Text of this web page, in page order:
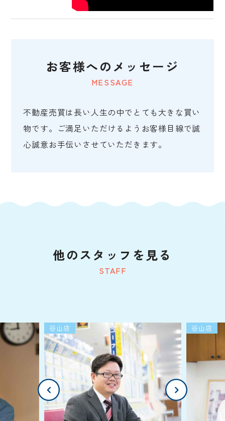
MESSAGE
お客様へのメッセージ
不動産売買は長い人生の中でとても大きな買い
物です。ご満足いただけるようお客様目線で誠
心誠意お手伝いさせていただきます。
STAFF
他のスタッフを見る
谷山店 谷山店